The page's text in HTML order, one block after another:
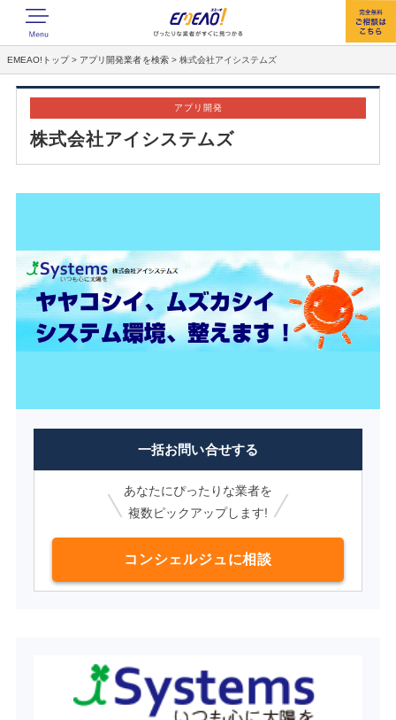
EMEAO!トップ > アプリ開発業者を検索 > 株式会社アイシステムズ
アプリ開発
株式会社アイシステムズ
一括お問い合せする
あなたにぴったりな業者を
複数ピックアップします!
コンシェルジュに相談